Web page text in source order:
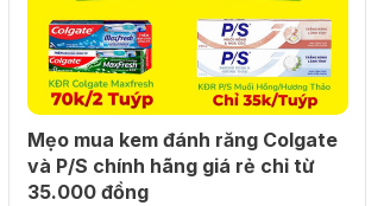
Mẹo mua kem đánh răng Colgate
và P/S chính hãng giá rẻ chỉ từ
35.000 đồng